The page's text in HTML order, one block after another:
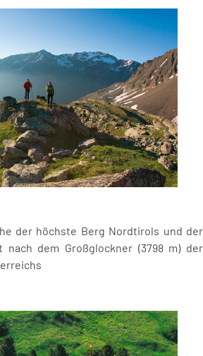
der höchste Berg Nordtirols und der
nach dem Großglockner (3798 m) der